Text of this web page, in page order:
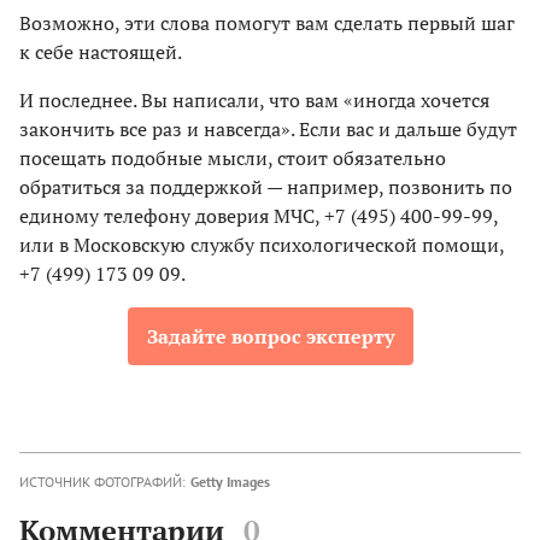
Возможно, эти слова помогут вам сделать первый шаг
к себе настоящей.
И последнее. Вы написали, что вам «иногда хочется
закончить все раз и навсегда». Если вас и дальше будут
посещать подобные мысли, стоит обязательно
обратиться за поддержкой — например, позвонить по
единому телефону доверия МЧС, +7 (495) 400-99-99,
или в Московскую службу психологической помощи,
+7 (499) 173 09 09.
Задайте вопрос эксперту
ИСТОЧНИК ФОТОГРАФИЙ: Getty Images
Комментарии 0